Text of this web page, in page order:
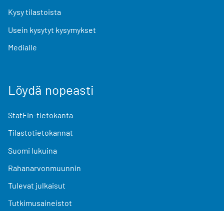
Kysy tilastoista
Usein kysytyt kysymykset
Medialle
Löydä nopeasti
StatFin-tietokanta
Tilastotietokannat
Suomi lukuina
Rahanarvonmuunnin
Tulevat julkaisut
Tutkimusaineistot